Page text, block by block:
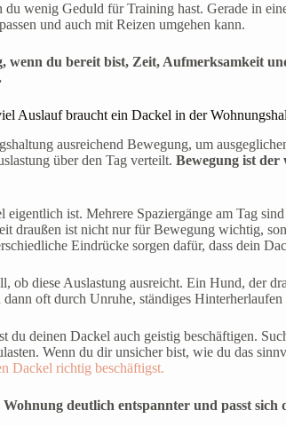
wenig Geduld für Training hast. Gerade in
und auch mit Reizen umgehen kann.
wenn du bereit bist, Zeit, Aufmerksamkeit
Auslauf braucht ein Dackel in der
ausreichend Bewegung, um
über den Tag verteilt. Bewegung ist der
ist. Mehrere Spaziergänge am Tag
draußen ist nicht nur für Bewegung wichtig,
Eindrücke sorgen dafür, dass dein
ob diese Auslastung ausreicht. Ein Hund, der
oft durch Unruhe, ständiges
du deinen Dackel auch geistig beschäftigen.
Wenn du dir unsicher bist, wie du das
Dackel richtig beschäftigst.
deutlich entspannter und passt sich